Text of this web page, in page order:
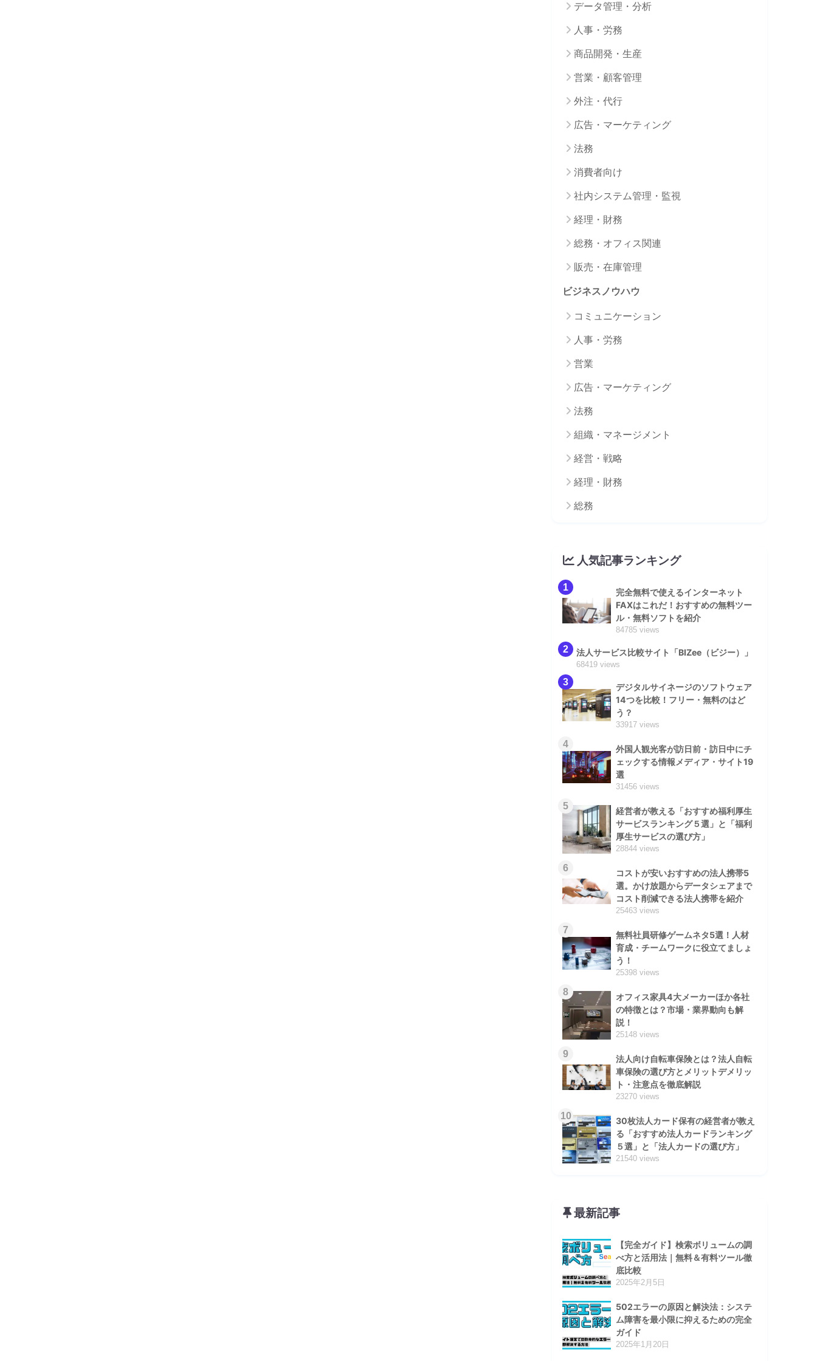
データ管理・分析
人事・労務
商品開発・生産
営業・顧客管理
外注・代行
広告・マーケティング
法務
消費者向け
社内システム管理・監視
経理・財務
総務・オフィス関連
販売・在庫管理
ビジネスノウハウ
コミュニケーション
人事・労務
営業
広告・マーケティング
法務
組織・マネージメント
経営・戦略
経理・財務
総務
人気記事ランキング
1
完全無料で使えるインターネット
FAXはこれだ！おすすめの無料ツー
ル・無料ソフトを紹介
84785 views
2 法人サービス比較サイト「BIZee（ビジー）」
68419 views
3
デジタルサイネージのソフトウェア
14つを比較！フリー・無料のはど
う？
33917 views
4
外国人観光客が訪日前・訪日中にチ
ェックする情報メディア・サイト19
選
31456 views
5
経営者が教える「おすすめ福利厚生
サービスランキング５選」と「福利
厚生サービスの選び方」
28844 views
6
コストが安いおすすめの法人携帯5
選。かけ放題からデータシェアまで
コスト削減できる法人携帯を紹介
25463 views
7
無料社員研修ゲームネタ5選！人材
育成・チームワークに役立てましょ
う！
25398 views
8
オフィス家具4大メーカーほか各社
の特徴とは？市場・業界動向も解
説！
25148 views
9
法人向け自転車保険とは？法人自転
車保険の選び方とメリットデメリッ
ト・注意点を徹底解説
23270 views
10
30枚法人カード保有の経営者が教え
る「おすすめ法人カードランキング
５選」と「法人カードの選び方」
21540 views
最新記事
【完全ガイド】検索ボリュームの調
べ方と活用法｜無料＆有料ツール徹
底比較
2025年2月5日
502エラーの原因と解決法：システ
ム障害を最小限に抑えるための完全
ガイド
2025年1月20日